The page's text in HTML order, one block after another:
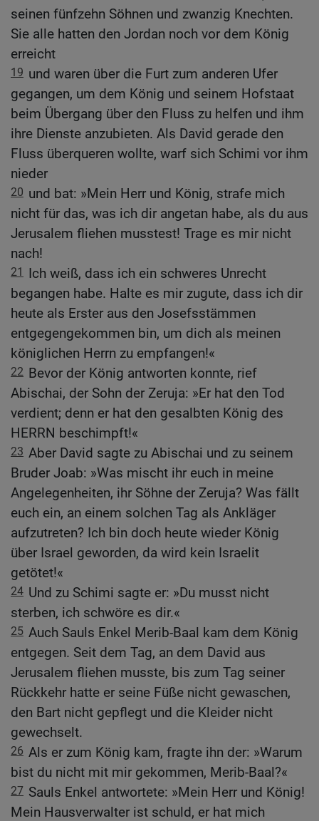
seinen fünfzehn Söhnen und zwanzig Knechten.
Sie alle hatten den Jordan noch vor dem König
erreicht
19 und waren über die Furt zum anderen Ufer
gegangen, um dem König und seinem Hofstaat
beim Übergang über den Fluss zu helfen und ihm
ihre Dienste anzubieten. Als David gerade den
Fluss überqueren wollte, warf sich Schimi vor ihm
nieder
20 und bat: »Mein Herr und König, strafe mich
nicht für das, was ich dir angetan habe, als du aus
Jerusalem fliehen musstest! Trage es mir nicht
nach!
21 Ich weiß, dass ich ein schweres Unrecht
begangen habe. Halte es mir zugute, dass ich dir
heute als Erster aus den Josefsstämmen
entgegengekommen bin, um dich als meinen
königlichen Herrn zu empfangen!«
22 Bevor der König antworten konnte, rief
Abischai, der Sohn der Zeruja: »Er hat den Tod
verdient; denn er hat den gesalbten König des
HERRN beschimpft!«
23 Aber David sagte zu Abischai und zu seinem
Bruder Joab: »Was mischt ihr euch in meine
Angelegenheiten, ihr Söhne der Zeruja? Was fällt
euch ein, an einem solchen Tag als Ankläger
aufzutreten? Ich bin doch heute wieder König
über Israel geworden, da wird kein Israelit
getötet!«
24 Und zu Schimi sagte er: »Du musst nicht
sterben, ich schwöre es dir.«
25 Auch Sauls Enkel Merib-Baal kam dem König
entgegen. Seit dem Tag, an dem David aus
Jerusalem fliehen musste, bis zum Tag seiner
Rückkehr hatte er seine Füße nicht gewaschen,
den Bart nicht gepflegt und die Kleider nicht
gewechselt.
26 Als er zum König kam, fragte ihn der: »Warum
bist du nicht mit mir gekommen, Merib-Baal?«
27 Sauls Enkel antwortete: »Mein Herr und König!
Mein Hausverwalter ist schuld, er hat mich